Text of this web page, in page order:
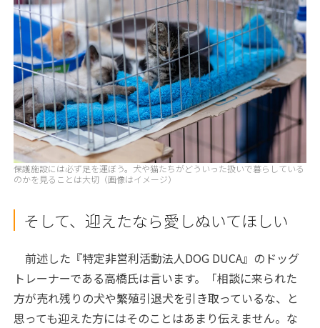
保護施設には必ず足を運ぼう。犬や猫たちがどういった扱いで暮らしている
のかを見ることは大切（画像はイメージ）
そして、迎えたなら愛しぬいてほしい
前述した『特定非営利活動法人DOG DUCA』のドッグ
トレーナーである高橋氏は言います。「相談に来られた
方が売れ残りの犬や繁殖引退犬を引き取っているな、と
思っても迎えた方にはそのことはあまり伝えません。な